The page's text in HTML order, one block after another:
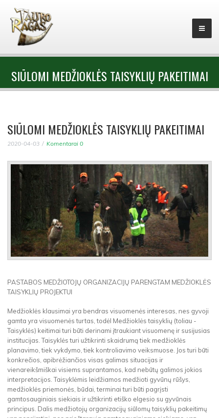
SIŪLOMI MEDŽIOKLĖS TAISYKLIŲ PAKEITIMAI
SIŪLOMI MEDŽIOKLĖS TAISYKLIŲ PAKEITIMAI
2020-04-03 Komentarai 0
PASTABOS MEDŽIOTOJŲ ORGANIZACIJŲ PARENGTAM MEDŽIOKLĖS
TAISYKLIŲ PROJEKTUI
Medžioklės klausimai yra bendras visuomenės interesas, nes gyvoji
gamta yra visuomenės turtas, todėl Medžioklės taisyklių (toliau -
Taisyklės) keitimai turi būti derinami įtraukiant visuomenę ir susijusias
institucijas. Taisyklės turi užtikrinti skaidrumą tiek medžioklės
planavimo, tiek vykdymo, tiek kontroliavimo veiksmuose. Jos turi būti
konkrečios, apibrėžiančios visas galimas situacijas ir
vienareikšmiškai visiems suprantamos, kad nebūtų galimos jokios
interpretacijos. Taisyklėmis leidžiamos medžioti gyvūnų rūšys,
medžioklės priemonės, būdai, terminai turi būti pagrįsti
gamtosauginiais siekiais ir užtikrinti etiško elgesio su gyvūnais
principus. Dalis medžiotojų organizacijų siūlomų taisyklių pakeitimų